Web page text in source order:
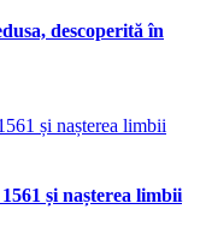
descoperită în
și nașterea limbii